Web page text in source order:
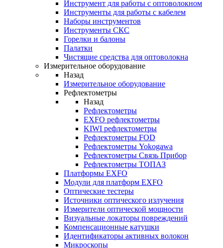
Инструмент для работы с оптоволокном
Инструменты для работы с кабелем
Наборы инструментов
Инструменты СКС
Горелки и балоны
Палатки
Чистящие средства для оптоволокна
Измерительное оборудование
Назад
Измерительное оборудование
Рефлектометры
Назад
Рефлектометры
EXFO рефлектометры
KIWI рефлектометры
Рефлектометры FOD
Рефлектометры Yokogawa
Рефлектометры Связь Прибор
Рефлектометры ТОПАЗ
Платформы EXFO
Модули для платформ EXFO
Оптические тестеры
Источники оптического излучения
Измерители оптической мощности
Визуальные локаторы повреждений
Компенсационные катушки
Идентификаторы активных волокон
Микроскопы